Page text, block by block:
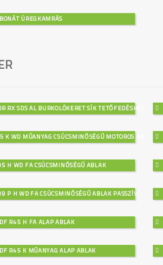
ÜREGKAMRÁS
RX SDS AL BURKOLÓKERET SÍK TETŐFEDÉSHEZ
K WD MŰANYAG CSÚCSMINŐSÉGŰ MOTOROS ABLAK
H WD FA CSÚCSMINŐSÉGŰ ABLAK
P H WD FA CSÚCSMINŐSÉGŰ ABLAK PASSZÍV
R45 H FA ALAP ABLAK
R45 K MŰANYAG ALAP ABLAK